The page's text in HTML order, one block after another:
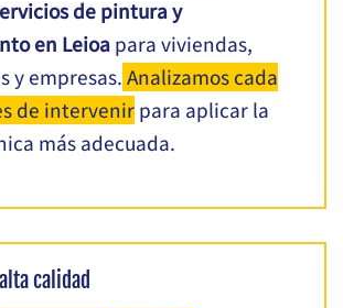
de pintura y
en Leioapara viviendas,
y empresas.Analizamos cada
de intervenirpara aplicar la
más adecuada.
calidad